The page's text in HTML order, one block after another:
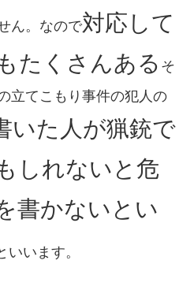
ん。なので対応して
たくさんある そ
立てこもり事件の犯人の
いた人が猟銃で
しれないと危
書かないとい
いいます。